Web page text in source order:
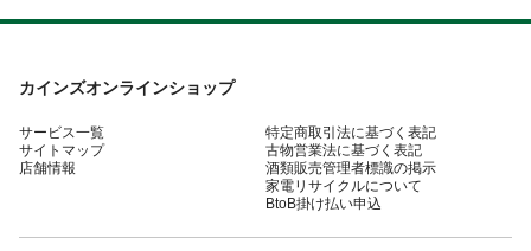
カインズオンラインショップ
サービス一覧
サイトマップ
店舗情報
特定商取引法に基づく表記
古物営業法に基づく表記
酒類販売管理者標識の掲示
家電リサイクルについて
BtoB掛け払い申込